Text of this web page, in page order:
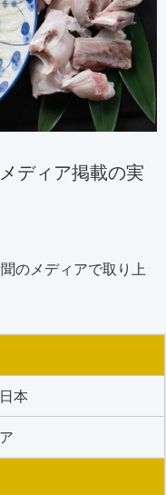
ディア掲載の実
のメディアで取り上
本